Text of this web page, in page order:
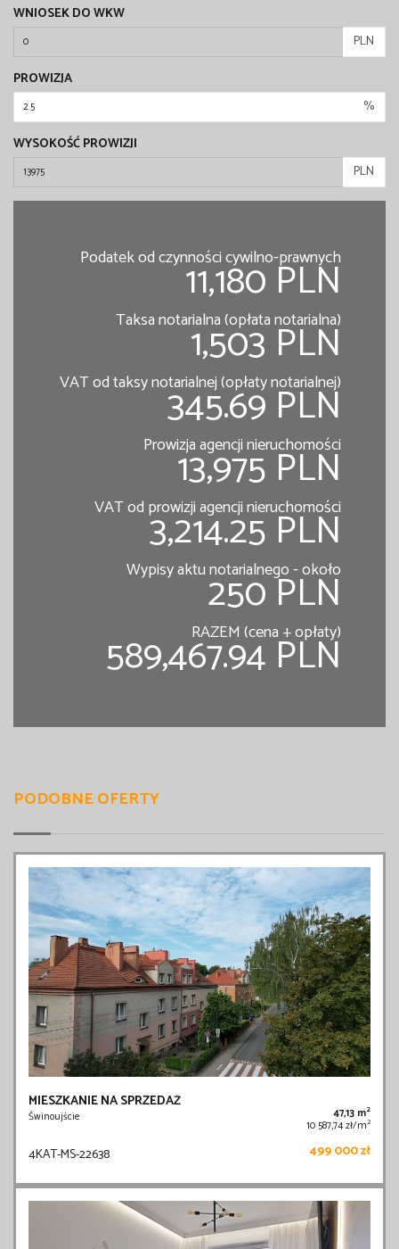
WNIOSEK DO WKW
PLN
PROWIZJA
%
WYSOKOŚĆ PROWIZJI
PLN
Podatek od czynności cywilno-prawnych
11,180 PLN
Taksa notarialna (opłata notarialna)
1,503 PLN
VAT od taksy notarialnej (opłaty notarialnej)
345.69 PLN
Prowizja agencji nieruchomości
13,975 PLN
VAT od prowizji agencji nieruchomości
3,214.25 PLN
Wypisy aktu notarialnego - około
250 PLN
RAZEM (cena + opłaty)
589,467.94 PLN
PODOBNE OFERTY
MIESZKANIE NA SPRZEDAŻ
Świnoujście 47,13 m2
10 587,74 zł/m2
4KAT-MS-22638 499 000 zł